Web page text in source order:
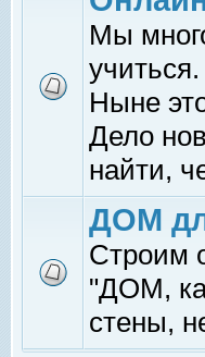
Мы
учиться.
Ныне
Дело
найти,
ДОМ
Строим
"ДОМ,
стены,